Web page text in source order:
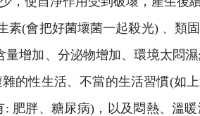
(會把好菌壞菌一起殺光) 、類
增加、分泌物增加、環境太悶
的性生活、不當的生活習慣(如
肥胖、糖尿病)，以及悶熱、溫